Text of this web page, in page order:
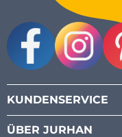
KUNDENSERVICE
ÜBER JURHAN